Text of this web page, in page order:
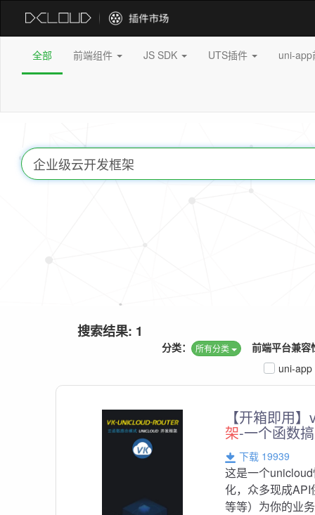
全部 前端组件 JS SDK UTS插件 uni-
搜索结果: 1
前端平台兼容
分类： 所有分类
uni-app
【开箱即用
架-一个函数
下载 19939
这是一个
化，众多现成
等等）为你的业